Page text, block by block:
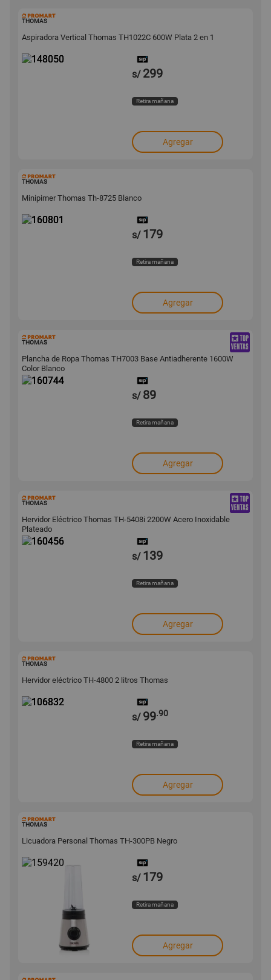
THOMAS
Aspiradora Vertical Thomas TH1022C 600W Plata 2 en 1
s/ 299
Retira mañana
Agregar
THOMAS
Minipimer Thomas Th-8725 Blanco
s/ 179
Retira mañana
Agregar
THOMAS
Plancha de Ropa Thomas TH7003 Base Antiadherente 1600W
Color Blanco
s/ 89
Retira mañana
Agregar
THOMAS
Hervidor Eléctrico Thomas TH-5408i 2200W Acero Inoxidable
Plateado
s/ 139
Retira mañana
Agregar
THOMAS
Hervidor eléctrico TH-4800 2 litros Thomas
s/ 99.90
Retira mañana
Agregar
THOMAS
Licuadora Personal Thomas TH-300PB Negro
s/ 179
Retira mañana
Agregar